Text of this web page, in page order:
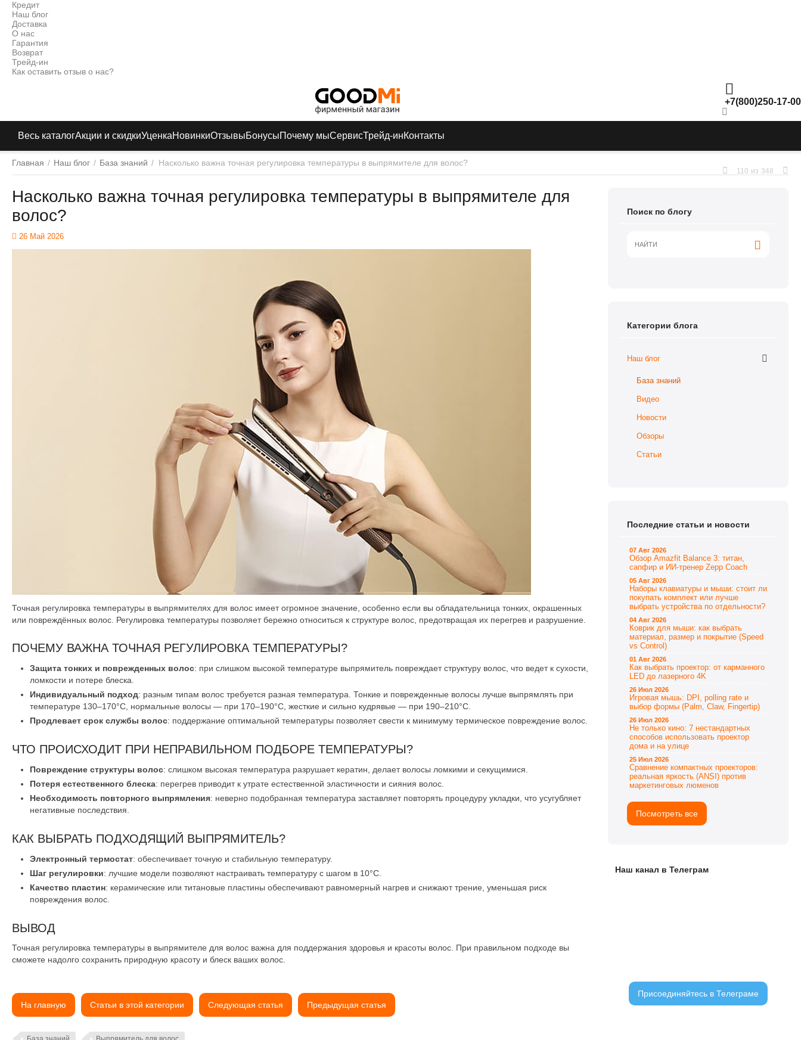
Кредит
Наш блог
Доставка
О нас
Гарантия
Возврат
Трейд-ин
Как оставить отзыв о нас?
+7(800)250-17-00
Весь каталогАкции и скидкиУценкаНовинкиОтзывыБонусыПочему мыСервисТрейд-инКонтакты
Главная / Наш блог / База знаний / Насколько важна точная регулировка температуры в выпрямителе для волос?
110 из 348
Насколько важна точная регулировка температуры в выпрямителе для
волос?
26 Май 2026
Точная регулировка температуры в выпрямителях для волос имеет огромное значение, особенно если вы обладательница тонких, окрашенных
или повреждённых волос. Регулировка температуры позволяет бережно относиться к структуре волос, предотвращая их перегрев и разрушение.
ПОЧЕМУ ВАЖНА ТОЧНАЯ РЕГУЛИРОВКА ТЕМПЕРАТУРЫ?
Защита тонких и поврежденных волос: при слишком высокой температуре выпрямитель повреждает структуру волос, что ведет к сухости,
ломкости и потере блеска.
Индивидуальный подход: разным типам волос требуется разная температура. Тонкие и поврежденные волосы лучше выпрямлять при
температуре 130–170°C, нормальные волосы — при 170–190°C, жесткие и сильно кудрявые — при 190–210°C.
Продлевает срок службы волос: поддержание оптимальной температуры позволяет свести к минимуму термическое повреждение волос.
ЧТО ПРОИСХОДИТ ПРИ НЕПРАВИЛЬНОМ ПОДБОРЕ ТЕМПЕРАТУРЫ?
Повреждение структуры волос: слишком высокая температура разрушает кератин, делает волосы ломкими и секущимися.
Потеря естественного блеска: перегрев приводит к утрате естественной эластичности и сияния волос.
Необходимость повторного выпрямления: неверно подобранная температура заставляет повторять процедуру укладки, что усугубляет
негативные последствия.
КАК ВЫБРАТЬ ПОДХОДЯЩИЙ ВЫПРЯМИТЕЛЬ?
Электронный термостат: обеспечивает точную и стабильную температуру.
Шаг регулировки: лучшие модели позволяют настраивать температуру с шагом в 10°C.
Качество пластин: керамические или титановые пластины обеспечивают равномерный нагрев и снижают трение, уменьшая риск
повреждения волос.
ВЫВОД
Точная регулировка температуры в выпрямителе для волос важна для поддержания здоровья и красоты волос. При правильном подходе вы
сможете надолго сохранить природную красоту и блеск ваших волос.
На главную Статьи в этой категории Следующая статья Предыдущая статья
Поиск по блогу
Категории блога
Наш блог
База знаний
Видео
Новости
Обзоры
Статьи
Последние статьи и новости
07 Авг 2026
Обзор Amazfit Balance 3: титан,
сапфир и ИИ-тренер Zepp Coach
05 Авг 2026
Наборы клавиатуры и мыши: стоит ли
покупать комплект или лучше
выбрать устройства по отдельности?
04 Авг 2026
Коврик для мыши: как выбрать
материал, размер и покрытие (Speed
vs Control)
01 Авг 2026
Как выбрать проектор: от карманного
LED до лазерного 4K
26 Июл 2026
Игровая мышь: DPI, polling rate и
выбор формы (Palm, Claw, Fingertip)
26 Июл 2026
Не только кино: 7 нестандартных
способов использовать проектор
дома и на улице
25 Июл 2026
Сравнение компактных проекторов:
реальная яркость (ANSI) против
маркетинговых люменов
Посмотреть все
Наш канал в Телеграм
Присоединяйтесь в Телеграме